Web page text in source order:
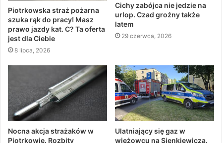
Piotrkowska straż pożarna
szuka rąk do pracy! Masz
prawo jazdy kat. C? Ta oferta
jest dla Ciebie
8 lipca, 2026
Cichy zabójca nie jedzie na
urlop. Czad groźny także
latem
29 czerwca, 2026
Nocna akcja strażaków w
Piotrkowie. Rozbity
Ulatniający się gaz w
wieżowcu na Sienkiewicza.